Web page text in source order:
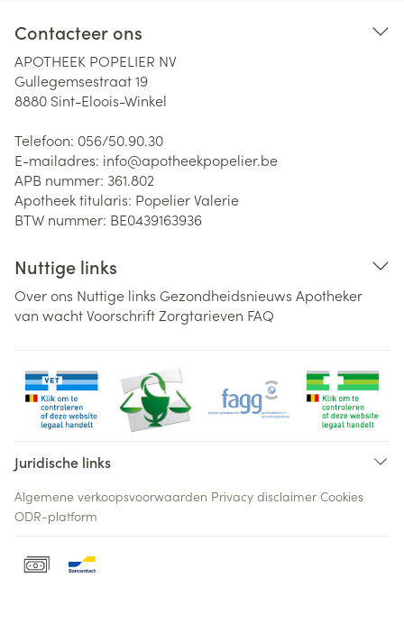
Contacteer ons
APOTHEEK POPELIER NV
Gullegemsestraat 19
8880 Sint-Eloois-Winkel
Telefoon: 056/50.90.30
E-mailadres: info@apotheekpopelier.be
APB nummer: 361.802
Apotheek titularis: Popelier Valerie
BTW nummer: BE0439163936
Nuttige links
Over ons Nuttige links Gezondheidsnieuws Apotheker
van wachtVoorschriftZorgtarieven FAQ
Juridische links
Algemene verkoopsvoorwaarden Privacy disclaimer Cookies
ODR-platform